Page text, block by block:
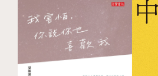
「對孩子來說，沒有什麼不可挽
界的原則。孩子自己必須尊重這
孩子最大的榮耀。」——大江健
推薦跋 在「自己的樹」下，老
對話
版權頁